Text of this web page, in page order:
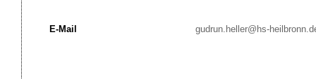
E-Mail gudrun.heller@hs-